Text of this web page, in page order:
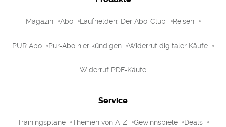
Magazin Abo Laufhelden: Der Abo-Club Reisen
PUR Abo Pur-Abo hier kündigen Widerruf digitaler Käufe
Widerruf PDF-Käufe
Service
Trainingspläne Themen von A-Z Gewinnspiele Deals